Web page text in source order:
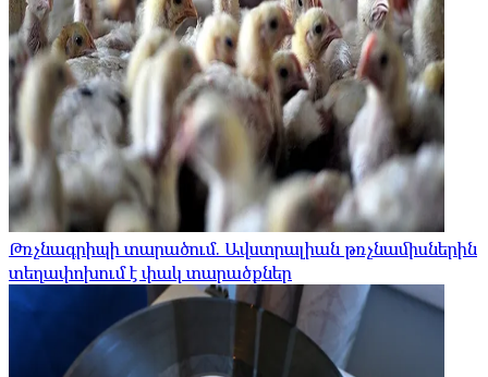
Թռչնագրիպի տարածում. Ավստրալիան թռչնամիսներին
տեղափոխում է փակ տարածքներ